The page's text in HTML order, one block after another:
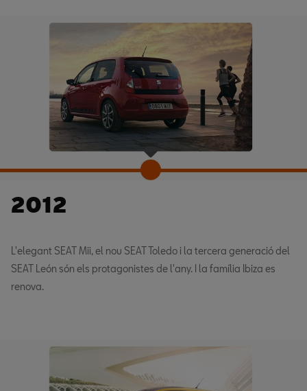
2012
L'elegant SEAT Mii, el nou SEAT Toledo i la tercera generació del
SEAT León són els protagonistes de l'any. I la família Ibiza es
renova.